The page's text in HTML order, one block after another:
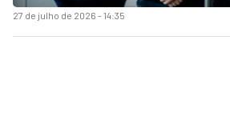
27 de julho de 2026 - 14:35